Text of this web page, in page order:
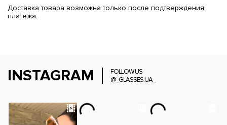
Доставка товара возможна только после подтверждения
платежа.
INSTAGRAM
FOLLOW US
@_GLASSES.UA_